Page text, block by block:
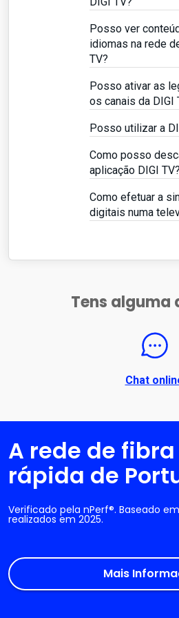
Posso ver
idiomas na rede
TV?
Posso ativar as
os canais da DIGI
Posso utilizar a
Como posso
aplicação DIGI TV?
Como efetuar a
digitais numa
Tens alguma
Chat
A rede de
rápida de
Verificado pela nPerf®. Baseado
realizados em 2025.
Mais